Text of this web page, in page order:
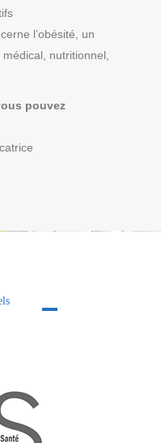
l’obésité, un
nutritionnel,
pouvez